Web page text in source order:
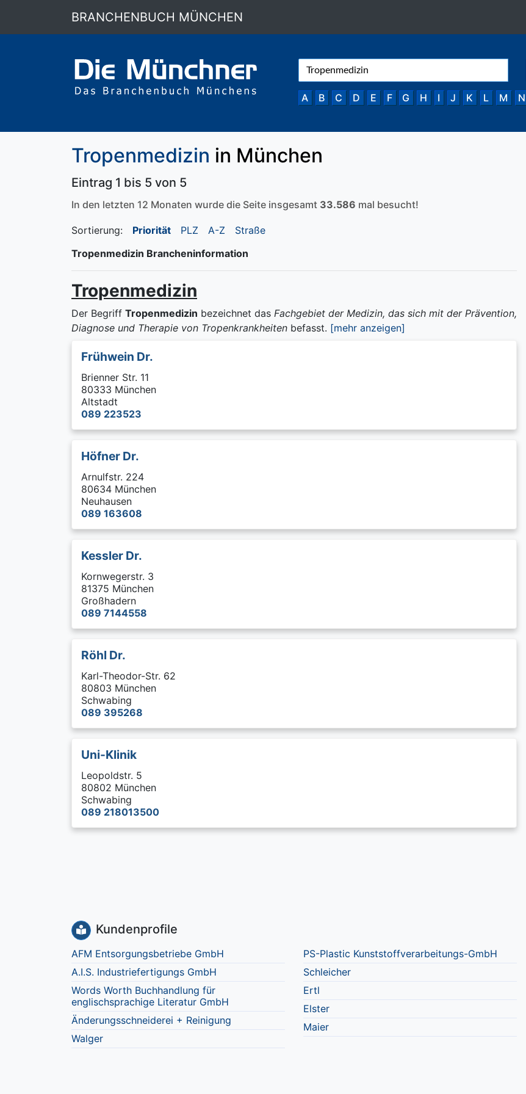
BRANCHENBUCH MÜNCHEN
A B C D E F G H I J K L M N
Tropenmedizin in München
Eintrag 1 bis 5 von 5
In den letzten 12 Monaten wurde die Seite insgesamt 33.586 mal besucht!
Sortierung: Priorität PLZ A-Z
Straße
Tropenmedizin Brancheninformation
Tropenmedizin
Der Begriff Tropenmedizin bezeichnet das Fachgebiet der Medizin, das sich mit der Prävention,
Diagnose und Therapie von Tropenkrankheiten befasst. [mehr anzeigen]
Frühwein Dr.
Brienner Str. 11
80333 München
Altstadt
089 223523
Höfner Dr.
Arnulfstr. 224
80634 München
Neuhausen
089 163608
Kessler Dr.
Kornwegerstr. 3
81375 München
Großhadern
089 7144558
Röhl Dr.
Karl-Theodor-Str. 62
80803 München
Schwabing
089 395268
Uni-Klinik
Leopoldstr. 5
80802 München
Schwabing
089 218013500
Kundenprofile
AFM Entsorgungsbetriebe GmbH
A.I.S. Industriefertigungs GmbH
Words Worth Buchhandlung für
englischsprachige Literatur GmbH
Änderungsschneiderei + Reinigung
Walger
PS-Plastic Kunststoffverarbeitungs-GmbH
Schleicher
Ertl
Elster
Maier